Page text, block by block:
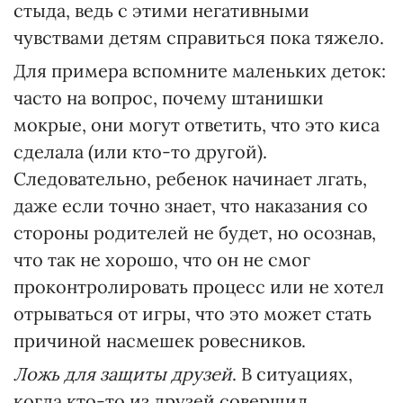
стыда, ведь с этими негативными
чувствами детям справиться пока тяжело.
Для примера вспомните маленьких деток:
часто на вопрос, почему штанишки
мокрые, они могут ответить, что это киса
сделала (или кто-то другой).
Следовательно, ребенок начинает лгать,
даже если точно знает, что наказания со
стороны родителей не будет, но осознав,
что так не хорошо, что он не смог
проконтролировать процесс или не хотел
отрываться от игры, что это может стать
причиной насмешек ровесников.
Ложь для защиты друзей. В ситуациях,